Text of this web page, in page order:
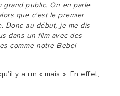
grand public. On en parle
que c'est le premier
Donc au début, je me dis
dans un film avec des
comme notre Bebel
y a un « mais ». En effet,